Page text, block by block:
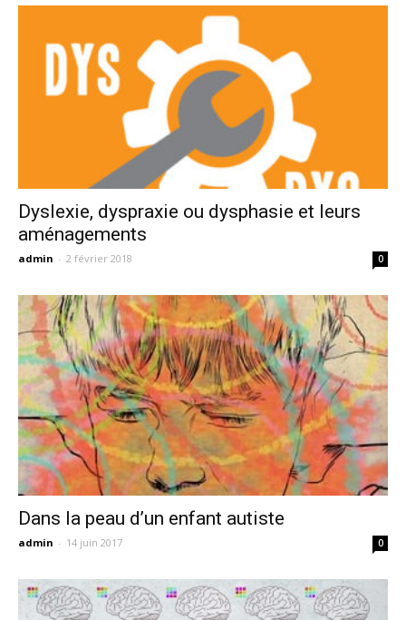
Dyslexie, dyspraxie ou dysphasie et leurs
aménagements
admin - 2 février 2018 0
Dans la peau d’un enfant autiste
admin - 14 juin 2017 0